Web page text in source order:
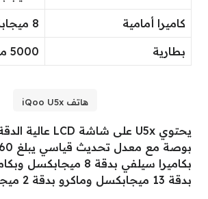
كاميرا أمامية 8 ميجابكسل
بطارية 5000 مللي أمبير
هاتف iQoo U5x
بكاميرا سيلفي بدقة 8
بدقة 13 ميجابكسل وماكرو بدقة 2 ميجابكسل.